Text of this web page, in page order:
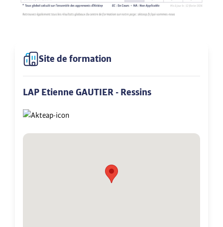
Site de formation
LAP Etienne GAUTIER - Ressins